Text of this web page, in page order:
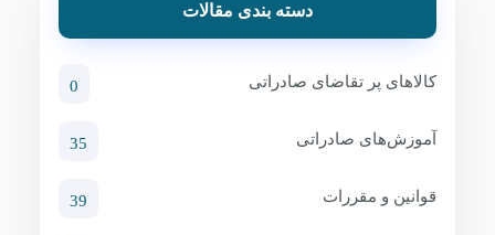
دسته بندی مقالات
کالاهای پر تقاضای صادراتی 0
آموزش‌های صادراتی 35
قوانین و مقررات 39